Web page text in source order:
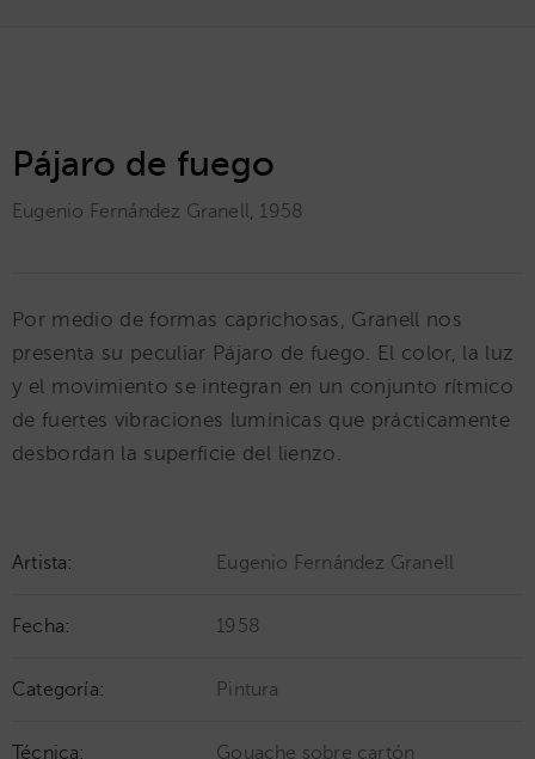
Pájaro de fuego
Eugenio Fernández Granell , 1958
Por medio de formas caprichosas, Granell nos
presenta su peculiar Pájaro de fuego. El color, la luz
y el movimiento se integran en un conjunto rítmico
de fuertes vibraciones lumínicas que prácticamente
desbordan la superficie del lienzo.
Artista: Eugenio Fernández Granell
Fecha: 1958
Categoría: Pintura
Técnica: Gouache sobre cartón